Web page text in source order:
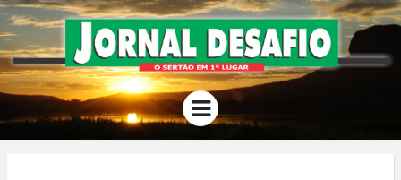
JORNAL
DESAFIO
O Sertão em 1º Lugar
Menu